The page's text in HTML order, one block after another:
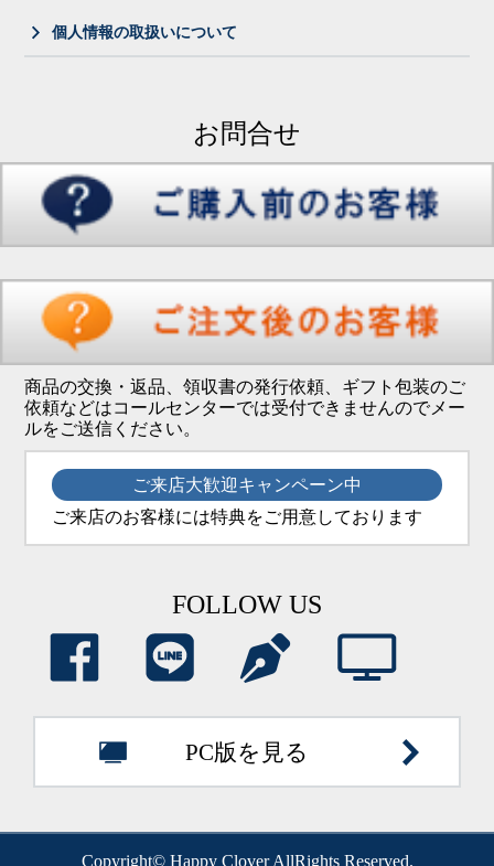
個人情報の取扱いについて
お問合せ
商品の交換・返品、領収書の発行依頼、ギフト包装のご
依頼などはコールセンターでは受付できませんのでメー
ルをご送信ください。
ご来店大歓迎キャンペーン中
ご来店のお客様には特典をご用意しております
FOLLOW US
PC版を見る
Copyright© Happy Clover AllRights Reserved.